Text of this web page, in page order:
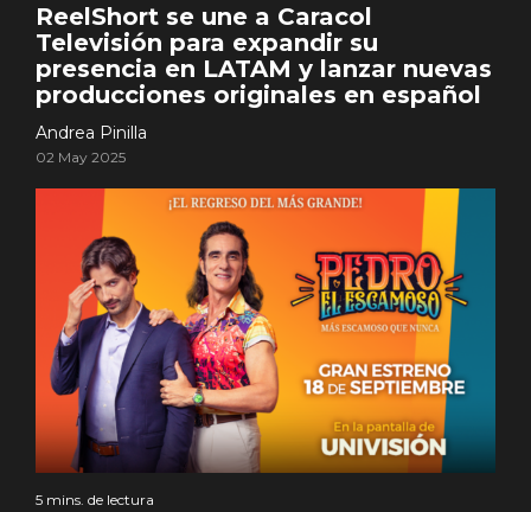
ReelShort se une a Caracol
Televisión para expandir su
presencia en LATAM y lanzar nuevas
producciones originales en español
Andrea Pinilla
02 May 2025
5 mins. de lectura